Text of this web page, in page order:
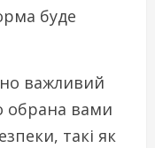
буде
важливий
обрана вами
такі як